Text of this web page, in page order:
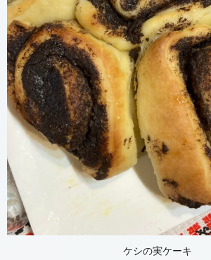
ケシの実ケーキ